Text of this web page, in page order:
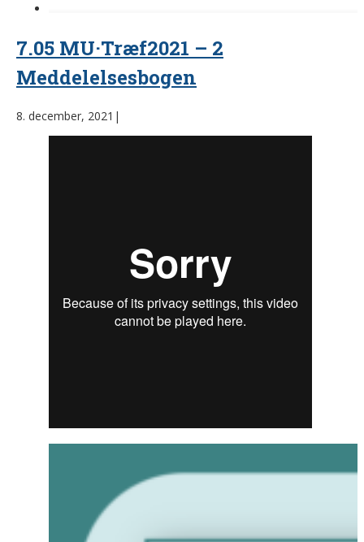
7.05 MU·Træf2021 – 2
Meddelelsesbogen
8. december, 2021 |